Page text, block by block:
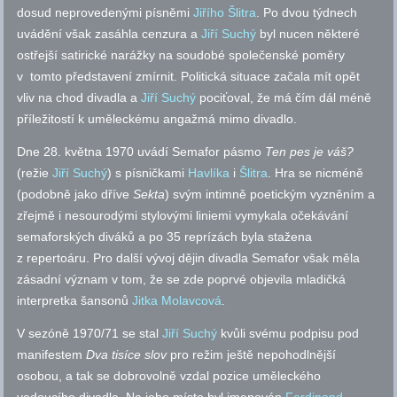
dosud neprovedenými písněmiJiřího Šlitra. Po dvou týdnech
uvádění však zasáhla cenzura aJiří Suchý byl nucen některé
ostřejší satirické narážky na soudobé společenské poměry
v tomto představení zmírnit. Politická situace začala mít opět
vliv na chod divadla aJiří Suchý pociťoval, že má čím dál méně
příležitostí k uměleckému angažmá mimo divadlo.
Dne 28. května 1970 uvádí Semafor pásmo Ten pes je váš?
(režieJiří Suchý) s písničkami Havlíka i Šlitra. Hra se nicméně
(podobně jako dříveSekta) svým intimně poetickým vyzněním a
zřejmě i nesourodými stylovými liniemi vymykala očekávání
semaforských diváků a po 35 reprízách byla stažena
z repertoáru. Pro další vývoj dějin divadla Semafor však měla
zásadní význam v tom, že se zde poprvé objevila mladičká
interpretka šansonůJitka Molavcová.
V sezóně 1970/71 se stalJiří Suchý kvůli svému podpisu pod
manifestemDva tisíce slov pro režim ještě nepohodlnější
osobou, a tak se dobrovolně vzdal pozice uměleckého